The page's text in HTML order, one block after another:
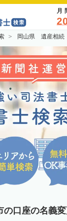
月
岡山県 遺産相
の口座の名義